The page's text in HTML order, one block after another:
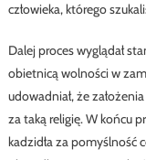
człowieka, którego
Dalej proces wyglądał
obietnicą wolności w
udowadniał, że
za taką religię. W końcu
kadzidła za pomyślność